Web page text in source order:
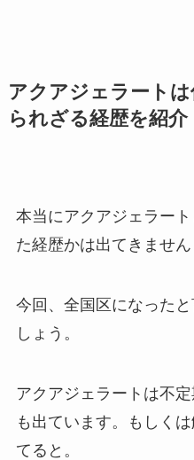
アクアジェラートは
られざる経歴を紹介
本当にアクアジェラー
た経歴かは出てきません
今回、全国区になった
しょう。
アクアジェラートは不
も出ています。もしく
てると。